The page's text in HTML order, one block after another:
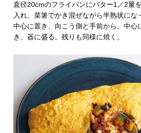
直径20cmのフライパンにバター1／2量
入れ、菜箸でかき混ぜながら半熟状にな
中心に置き、向こう側と手前から、中心
き、器に盛る。残りも同様に焼く。